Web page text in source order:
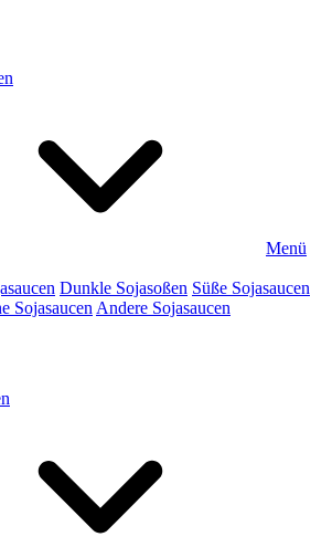
Menü
Dunkle Sojasoßen Süße Sojasaucen
Sojasaucen Andere Sojasaucen